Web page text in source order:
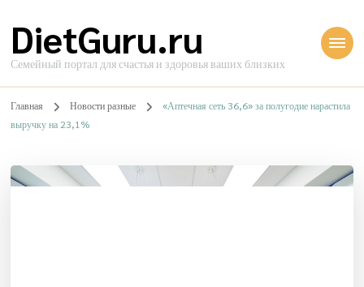
DietGuru.ru
Семейный портал для счастья и здоровья ваших близких
Главная Новости разные
«Аптечная сеть 36,6» за полугодие нарастила
выручку на 23,1%